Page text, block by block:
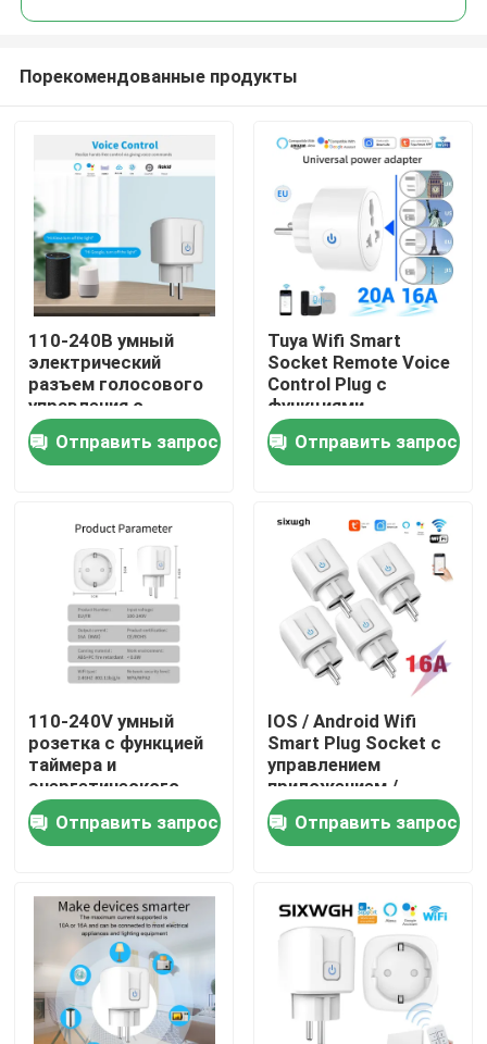
Дом
О нас
Путешествие фабрики
Проверка качества
Свяжитесь мы
Спросите цитату
Переключатель Homekit умный
Смарт-переключатели Wi-Fi
Смарт-переключатель Zigbee
Порекомендованные продукты
110-240В умный
электрический
разъем голосового
управления с
функцией таймера
Отправить запрос
Tuya Wifi Smart
Socket Remote Voice
Control Plug с
функциями
планирования и
автоматизации
Отправить запрос
110-240V умный
розетка с функцией
таймера и
энергетического
мониторинга
доступны
Отправить запрос
IOS / Android Wifi
Smart Plug Socket с
управлением
приложением /
таймером
Отправить запрос